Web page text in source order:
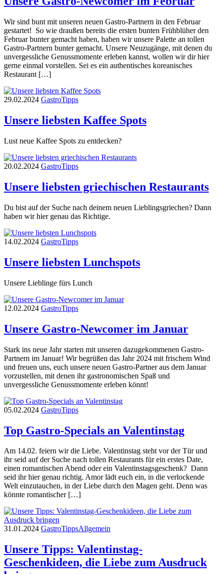
Wir sind bunt mit unseren neuen Gastro-Partnern in den Februar
gestartet! So wie draußen bereits die ersten bunten Frühblüher den
Februar bunter gemacht haben, haben wir unsere Palette an tollen
Gastro-Partnern bunter gemacht. Unsere Neuzugänge, mit denen du
unvergessliche Genussmomente erleben kannst, wollen wir dir hier
gerne einmal vorstellen. Sei es ein authentisches koreanisches
Restaurant […]
29.02.2024 GastroTipps
Unsere liebsten Kaffee Spots
Lust neue Kaffee Spots zu entdecken?
20.02.2024 GastroTipps
Unsere liebsten griechischen Restaurants
Du bist auf der Suche nach deinem neuen Lieblingsgriechen? Dann
haben wir hier genau das Richtige.
14.02.2024 GastroTipps
Unsere liebsten Lunchspots
Unsere Lieblinge fürs Lunch
12.02.2024 GastroTipps
Unsere Gastro-Newcomer im Januar
Stark ins neue Jahr starten mit unseren dazugekommenen Gastro-
Partnern im Januar! Wir begrüßen das Jahr 2024 mit frischem Wind
und freuen uns, euch unsere neuen Gastro-Partner aus dem Januar
vorzustellen, mit denen ihr gastronomischen Spaß und
unvergessliche Genussmomente erleben könnt!
05.02.2024 GastroTipps
Top Gastro-Specials an Valentinstag
Am 14.02. feiern wir die Liebe. Valentinstag steht vor der Tür und
ihr seid auf der Suche nach tollen Restaurants für ein erstes Date,
einen romantischen Abend oder ein Valentinstagsgeschenk? Dann
seid ihr hier genau richtig. Amor lädt euch ein, in die verlockende
Welt einzutauchen, in der Liebe durch den Magen geht. Denn was
könnte romantischer […]
31.01.2024 GastroTippsAllgemein
Unsere Tipps: Valentinstag-
Geschenkideen, die Liebe zum Ausdruck